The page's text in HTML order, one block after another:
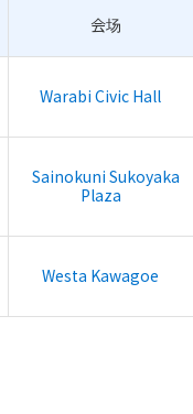
会场
Warabi Civic Hall
Sainokuni Sukoyaka
Plaza
Westa Kawagoe